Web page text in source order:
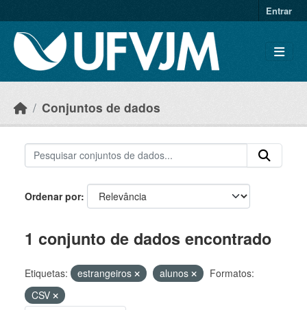
Entrar
Conjuntos de dados
Ordenar por
1 conjunto de dados encontrado
Etiquetas: estrangeiros alunos
Formatos:
CSV